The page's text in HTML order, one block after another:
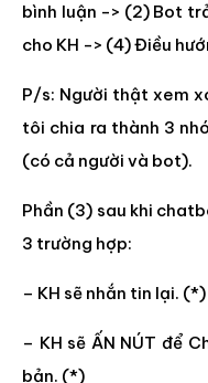
bình luận -> (2) Bot
cho KH -> (4) Điều
P/s: Người thật xem
tôi chia ra thành 3
(có cả người và bot).
Phần (3) sau khi
3 trường hợp:
– KH sẽ nhắn tin lại. (*)
– KH sẽ ẤN NÚT để
bản. (*)